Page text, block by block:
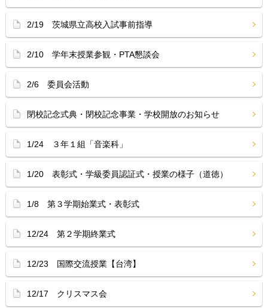
2/19 茨城県立高校入試事前指導
2/10 学年末授業参観・PTA懇談会
2/6 委員会活動
閉校記念式典・閉校記念事業・学校開放のお知らせ
1/24 ３年１組「音楽科」
1/20 表彰式・学級委員認証式・授業の様子（道徳）
1/8 第３学期始業式・表彰式
12/24 第２学期終業式
12/23 国際交流授業【台湾】
12/17 クリスマス会